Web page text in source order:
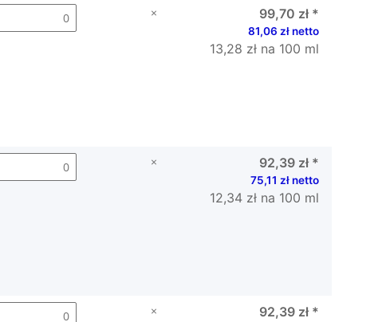
× 99,70 zł *
81,06 zł netto
13,28 zł na 100 ml
× 92,39 zł *
75,11 zł netto
12,34 zł na 100 ml
× 92,39 zł *